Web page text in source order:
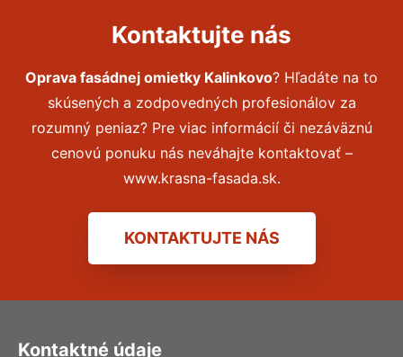
Kontaktujte nás
Oprava fasádnej omietky Kalinkovo? Hľadáte na to
skúsených a zodpovedných profesionálov za
rozumný peniaz? Pre viac informácií či nezáväznú
cenovú ponuku nás neváhajte kontaktovať –
www.krasna-fasada.sk.
KONTAKTUJTE NÁS
Kontaktné údaje